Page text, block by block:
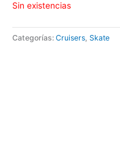
Sin existencias
Categorías: Cruisers, Skate